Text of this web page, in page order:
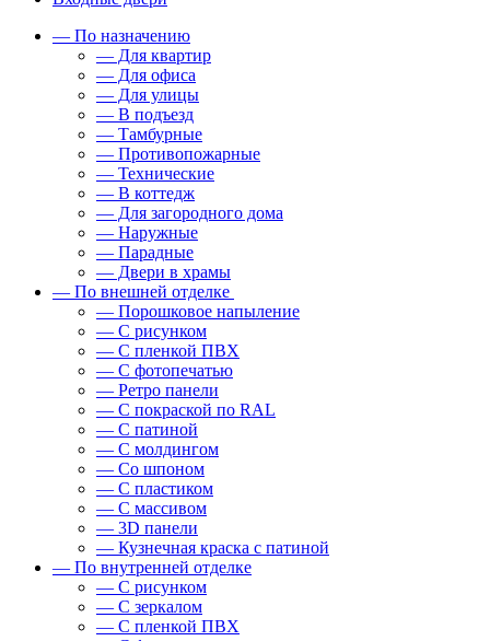
— По назначению
— Для квартир
— Для офиса
— Для улицы
— В подъезд
— Тамбурные
— Противопожарные
— Технические
— В коттедж
— Для загородного дома
— Наружные
— Парадные
— Двери в храмы
— По внешней отделке
— Порошковое напыление
— С рисунком
— С пленкой ПВХ
— С фотопечатью
— Ретро панели
— С покраской по RAL
— С патиной
— С молдингом
— Со шпоном
— С пластиком
— С массивом
— 3D панели
— Кузнечная краска с патиной
— По внутренней отделке
— С рисунком
— С зеркалом
— С пленкой ПВХ